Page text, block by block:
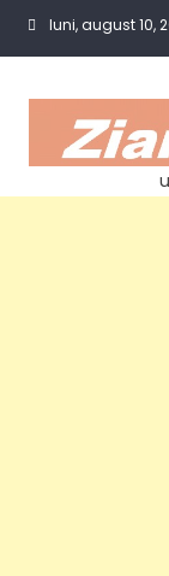
Skip
luni, august 10,